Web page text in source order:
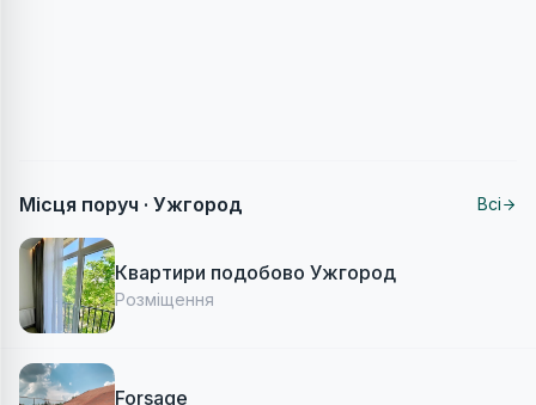
Місця поруч · Ужгород Всі
Квартири подобово Ужгород
Розміщення
Forsage